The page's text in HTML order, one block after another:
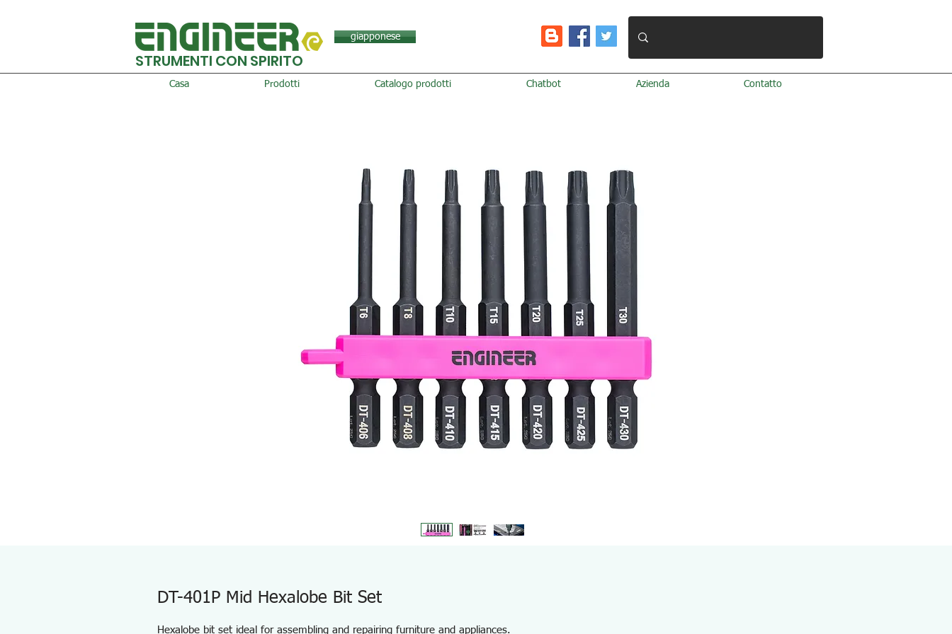
giapponese
STRUMENTI CON SPIRITO
Casa Prodotti Catalogo prodotti Chatbot Azienda Contatto
DT-401P Mid Hexalobe Bit Set
Hexalobe bit set ideal for assembling and repairing furniture and appliances.